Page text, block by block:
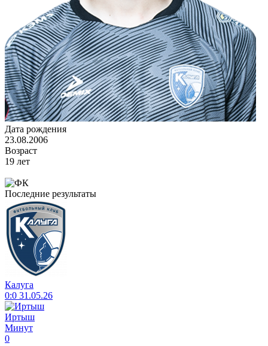
Дата рождения
23.08.2006
Возраст
19 лет
Последние результаты
Калуга
0:0 31.05.26
Иртыш
Минут
0